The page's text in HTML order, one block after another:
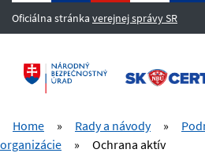
Oficiálna stránka verejnej správy SR
Home » Rady a návody »
organizácie
» Ochrana aktív